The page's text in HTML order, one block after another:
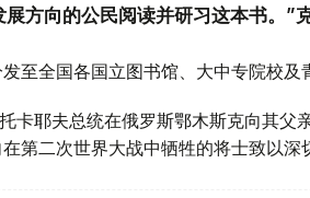
方向的公民阅读并研习这本书。”
至全国各国立图书馆、大中专院校及
卡耶夫总统在俄罗斯鄂木斯克向其父
第二次世界大战中牺牲的将士致以深